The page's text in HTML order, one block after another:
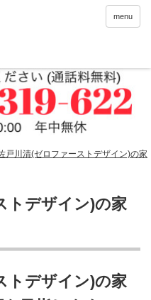
menu
戸川清(ゼロファーストデザイン)の家
トデザイン)の家
トデザイン)の家